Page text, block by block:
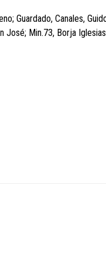
Guardado, Canales,
José; Min.73, Borja